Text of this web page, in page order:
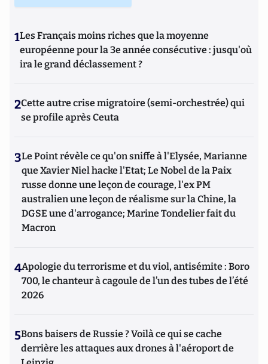
1Les Français moins riches que la moyenne
européenne pour la 3e année consécutive : jusqu'où
ira le grand déclassement ?
2Cette autre crise migratoire (semi-orchestrée) qui
se profile après Ceuta
3Le Point révèle ce qu'on sniffe à l'Elysée, Marianne
que Xavier Niel hacke l'Etat; Le Nobel de la Paix
russe donne une leçon de courage, l'ex PM
australien une leçon de réalisme sur la Chine, la
DGSE une d'arrogance; Marine Tondelier fait du
Macron
4Apologie du terrorisme et du viol, antisémite : Boro
700, le chanteur à cagoule de l’un des tubes de l’été
2026
5Bons baisers de Russie ? Voilà ce qui se cache
derrière les attaques aux drones à l'aéroport de